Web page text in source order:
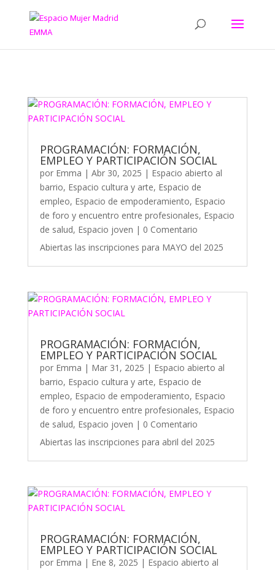
PROGRAMACIÓN: FORMACIÓN,
EMPLEO Y PARTICIPACIÓN SOCIAL
por Emma | Abr 30, 2025 | Espacio abierto al
barrio, Espacio cultura y arte, Espacio de
empleo, Espacio de empoderamiento, Espacio
de foro y encuentro entre profesionales, Espacio
de salud, Espacio joven | 0 Comentario
Abiertas las inscripciones para MAYO del 2025
PROGRAMACIÓN: FORMACIÓN,
EMPLEO Y PARTICIPACIÓN SOCIAL
por Emma | Mar 31, 2025 | Espacio abierto al
barrio, Espacio cultura y arte, Espacio de
empleo, Espacio de empoderamiento, Espacio
de foro y encuentro entre profesionales, Espacio
de salud, Espacio joven | 0 Comentario
Abiertas las inscripciones para abril del 2025
PROGRAMACIÓN: FORMACIÓN,
EMPLEO Y PARTICIPACIÓN SOCIAL
por Emma | Ene 8, 2025 | Espacio abierto al